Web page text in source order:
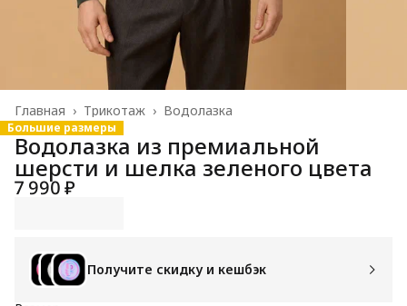
Водолазка
Трикотаж ›
Главная ›
Большие размеры
Водолазка из премиальной
шерсти и шелка зеленого цвета
7 990 ₽
Получите скидку и кешбэк